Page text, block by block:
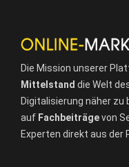
Die Mission unserer
Mittelstand die Welt
Digitalisierung näher zu
auf Fachbeiträgevon
Experten direkt aus der